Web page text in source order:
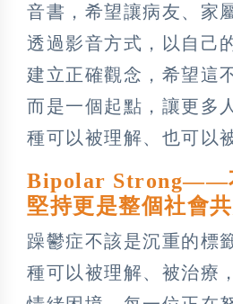
音書，希望讓病友、家
透過影音方式，以自己
建立正確觀念，希望這
而是一個起點，讓更多
種可以被理解、也可以
Bipolar Strong——
堅持更是整個社會
躁鬱症不該是沉重的標
種可以被理解、被治療